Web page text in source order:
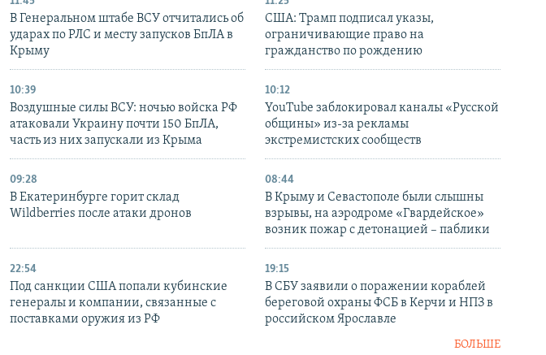
В Генеральном штабе ВСУ отчитались об
ударах по РЛС и месту запусков БпЛА в
Крыму
США: Трамп подписал указы,
ограничивающие право на
гражданство по рождению
10:39
Воздушные силы ВСУ: ночью войска РФ
атаковали Украину почти 150 БпЛА,
часть из них запускали из Крыма
10:12
YouTube заблокировал каналы «Русской
общины» из-за рекламы
экстремистских сообществ
09:28
В Екатеринбурге горит склад
Wildberries после атаки дронов
08:44
В Крыму и Севастополе были слышны
взрывы, на аэродроме «Гвардейское»
возник пожар с детонацией – паблики
22:54
Под санкции США попали кубинские
генералы и компании, связанные с
поставками оружия из РФ
19:15
В СБУ заявили о поражении кораблей
береговой охраны ФСБ в Керчи и НПЗ в
российском Ярославле
БОЛЬШЕ